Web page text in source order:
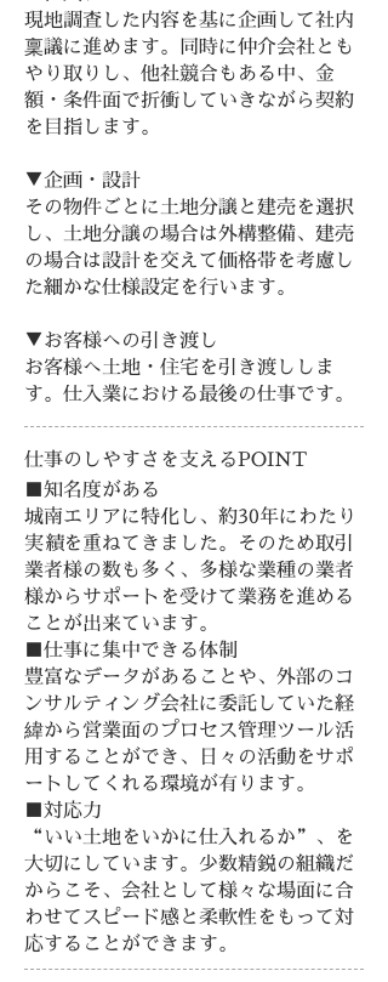
現地調査した内容を基に企画して社内
稟議に進めます。同時に仲介会社とも
やり取りし、他社競合もある中、金
額・条件面で折衝していきながら契約
を目指します。
▼企画・設計
その物件ごとに土地分譲と建売を選択
し、土地分譲の場合は外構整備、建売
の場合は設計を交えて価格帯を考慮し
た細かな仕様設定を行います。
▼お客様への引き渡し
お客様へ土地・住宅を引き渡ししま
す。仕入業における最後の仕事です。
仕事のしやすさを支えるPOINT
■知名度がある
城南エリアに特化し、約30年にわたり
実績を重ねてきました。そのため取引
業者様の数も多く、多様な業種の業者
様からサポートを受けて業務を進める
ことが出来ています。
■仕事に集中できる体制
豊富なデータがあることや、外部のコ
ンサルティング会社に委託していた経
緯から営業面のプロセス管理ツール活
用することができ、日々の活動をサポ
ートしてくれる環境が有ります。
■対応力
“いい土地をいかに仕入れるか”、を
大切にしています。少数精鋭の組織だ
からこそ、会社として様々な場面に合
わせてスピード感と柔軟性をもって対
応することができます。